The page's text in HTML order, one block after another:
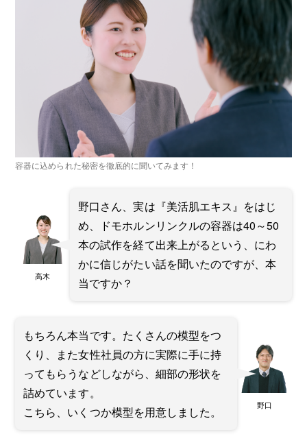
容器に込められた秘密を徹底的に聞いてみます！
高木
野口さん、実は『美活肌エキス』をはじ
め、ドモホルンリンクルの容器は40～50
本の試作を経て出来上がるという、にわ
かに信じがたい話を聞いたのですが、本
当ですか？
野口
もちろん本当です。たくさんの模型をつ
くり、また女性社員の方に実際に手に持
ってもらうなどしながら、細部の形状を
詰めています。
こちら、いくつか模型を用意しました。